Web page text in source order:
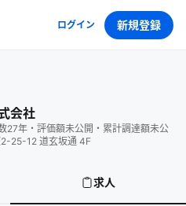
ログイン 新規登録
会社
27年 ・ 評価額未公開 ・ 累計調達額未公
25-12 道玄坂通 4F
求人